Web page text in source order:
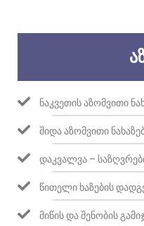
ᲜᲐᲙᲕᲔᲗᲘᲡ ᲐᲖᲝᲛᲕᲘᲗᲘ
ᲨᲘᲓᲐ ᲐᲖᲝᲛᲕᲘᲗᲘ
ᲓᲐᲙᲕᲐᲚᲕᲐ –
ᲬᲘᲗᲔᲚᲘ ᲮᲐᲖᲔᲑᲘᲡ
ᲛᲘᲬᲘᲡ ᲓᲐ ᲨᲔᲜᲝᲑᲘᲡ